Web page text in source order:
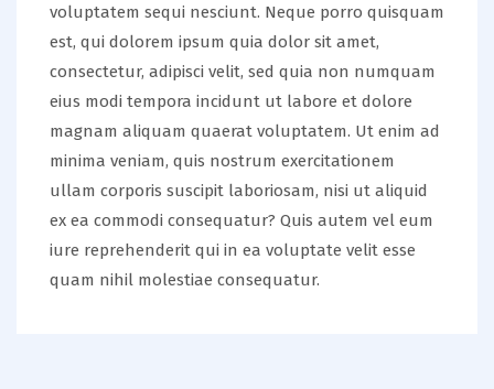
voluptatem sequi nesciunt. Neque porro quisquam
est, qui dolorem ipsum quia dolor sit amet,
consectetur, adipisci velit, sed quia non numquam
eius modi tempora incidunt ut labore et dolore
magnam aliquam quaerat voluptatem. Ut enim ad
minima veniam, quis nostrum exercitationem
ullam corporis suscipit laboriosam, nisi ut aliquid
ex ea commodi consequatur? Quis autem vel eum
iure reprehenderit qui in ea voluptate velit esse
quam nihil molestiae consequatur.